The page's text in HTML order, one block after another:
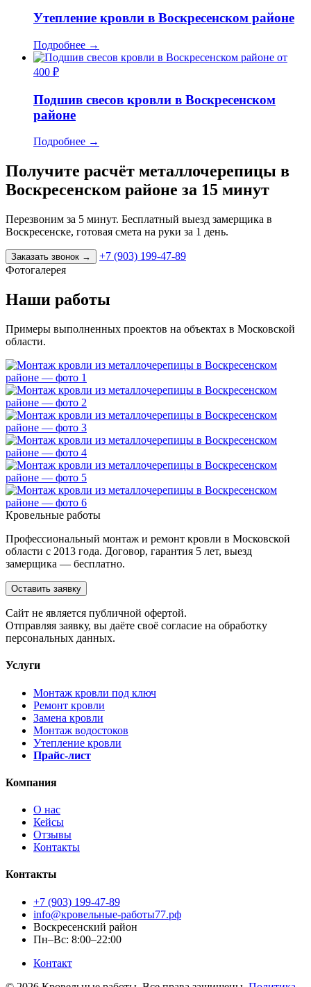
Утепление кровли в Воскресенском районе
Подробнее →
от
400 ₽
Подшив свесов кровли в Воскресенском
районе
Подробнее →
Получите расчёт металлочерепицы в
Воскресенском районе за 15 минут
Перезвоним за 5 минут. Бесплатный выезд замерщика в
Воскресенске, готовая смета на руки за 1 день.
Заказать звонок →
+7 (903) 199-47-89
Фотогалерея
Наши работы
Примеры выполненных проектов на объектах в Московской
области.
Кровельные работы
Профессиональный монтаж и ремонт кровли в Московской
области с 2013 года. Договор, гарантия 5 лет, выезд
замерщика — бесплатно.
Оставить заявку
Cайт не является публичной офертой.
Отправляя заявку, вы даёте своё согласие на обработку
персональных данных.
Услуги
Монтаж кровли под ключ
Ремонт кровли
Замена кровли
Монтаж водостоков
Утепление кровли
Прайс-лист
Компания
О нас
Кейсы
Отзывы
Контакты
Контакты
+7 (903) 199-47-89
info@кровельные-работы77.рф
Воскресенский район
Пн–Вс: 8:00–22:00
Контакт